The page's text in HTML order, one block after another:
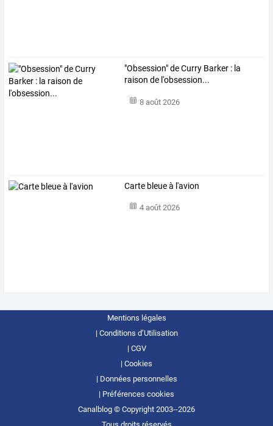
"Obsession" de Curry Barker : la
raison de l'obsession...
8 août 2026
Carte bleue à l'avion
4 août 2026
Mentions légales
Conditions d’Utilisation
CGV
Cookies
Données personnelles
Préférences cookies
Canalblog © Copyright 2003--2026